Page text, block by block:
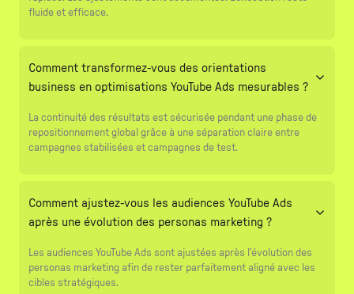
fluide et efficace.
Comment transformez-vous des orientations
business en optimisations YouTube Ads mesurables ?
La continuité des résultats est sécurisée pendant une phase de
repositionnement global grâce à une séparation claire entre
campagnes stabilisées et campagnes de test.
Comment ajustez-vous les audiences YouTube Ads
après une évolution des personas marketing ?
Les audiences YouTube Ads sont ajustées après l’évolution des
personas marketing afin de rester parfaitement aligné avec les
cibles stratégiques.